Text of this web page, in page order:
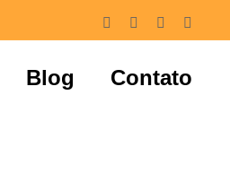
FacebookInstagramLinkedIn
Blog Contato